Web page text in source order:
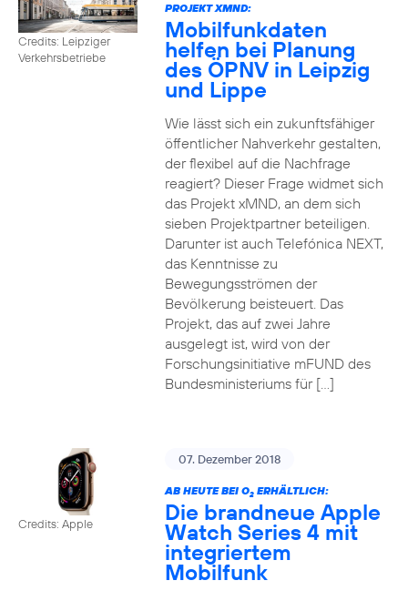
Credits: Leipziger
Verkehrsbetriebe
PROJEKT XMND:
Mobilfunkdaten
helfen bei Planung
des ÖPNV in Leipzig
und Lippe
Wie lässt sich ein zukunftsfähiger
öffentlicher Nahverkehr gestalten,
der flexibel auf die Nachfrage
reagiert? Dieser Frage widmet sich
das Projekt xMND, an dem sich
sieben Projektpartner beteiligen.
Darunter ist auch Telefónica NEXT,
das Kenntnisse zu
Bewegungsströmen der
Bevölkerung beisteuert. Das
Projekt, das auf zwei Jahre
ausgelegt ist, wird von der
Forschungsinitiative mFUND des
Bundesministeriums für […]
Credits: Apple
07. Dezember 2018
AB HEUTE BEI O2ERHÄLTLICH:
Die brandneue Apple
Watch Series 4 mit
integriertem
Mobilfunk